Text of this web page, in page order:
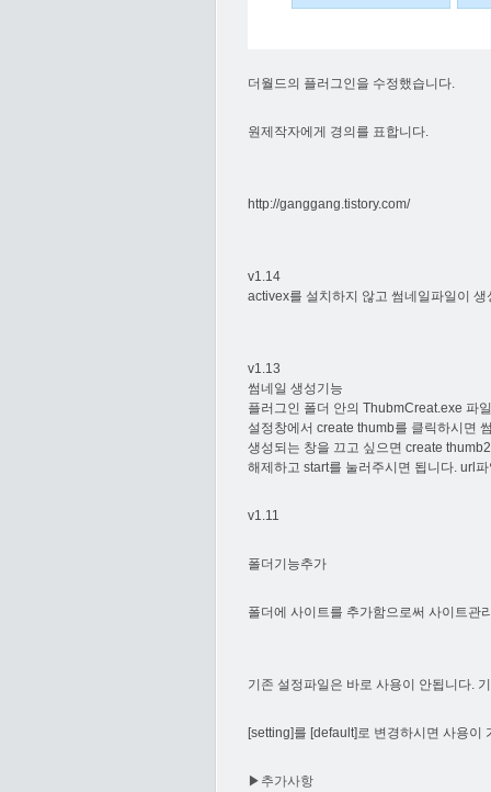
더월드의 플러그인을 수정했습니다.
원제작자에게 경의를 표합니다.
http://ganggang.tistory.com/
v1.14
activex를 설치하지 않고 썸네일파일이 생
v1.13
썸네일 생성기능
플러그인 폴더 안의 ThubmCreat.exe 파
설정창에서 create thumb를 클릭하시면
생성되는 창을 끄고 싶으면 create
해제하고 start를 눌러주시면 됩니다. url
v1.11
폴더기능추가
폴더에 사이트를 추가함으로써 사이트관
기존 설정파일은 바로 사용이 안됩니다.
[setting]를 [default]로 변경하시면 사용이
▶추가사항